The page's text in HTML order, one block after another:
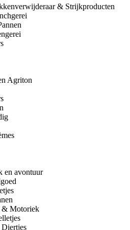
& Strijkproducten
Agriton
en avontuur
& Motoriek